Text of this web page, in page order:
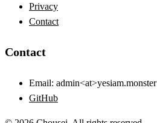
Privacy
Contact
Contact
Email: admin<at>yesiam.monster
GitHub